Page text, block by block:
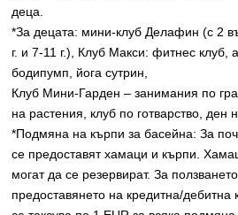
деца.
*За децата: мини-клуб Делафин (с 2
г. и 7-11 г.), Клуб Макси: фитнес клуб,
бодипумп, йога сутрин,
Клуб Мини-Гарден – занимания по
на растения, клуб по готварство, ден
*Подмяна на кърпи за басейна: За
се предоставят хамаци и кърпи.
могат да се резервират. За
предоставянето на кредитна/дебитна